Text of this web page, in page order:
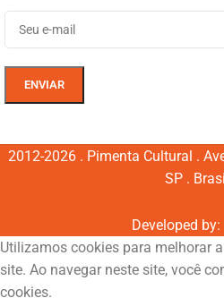
2012-2026 . Pimenta Cultural .
SP .
Developed by:
Utilizamos cookies para melhorar
site. Ao navegar neste site, você
cookies.